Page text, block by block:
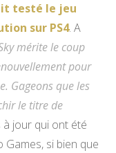
testé le jeu
sur PS4. A
mérite le coup
pour
Gageons que les
le titre de
à jour qui ont été
si bien que